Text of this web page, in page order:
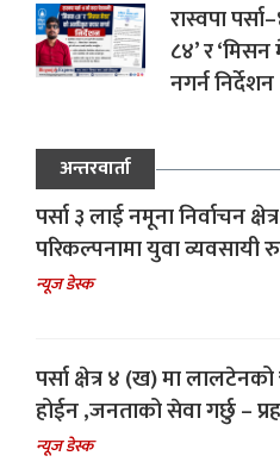
रास्वपा
८४’ र
नगर्न निर्देशन
अन्तरवार्ता
पर्सा ३ लाई नमूना निर्वाचन
परिकल्पनामा युवा व्यवसायी
न्यूज डेस्क
पर्सा क्षेत्र ४ (ख) मा
होईन ,जनताको सेवा गर्छु –
न्यूज डेस्क